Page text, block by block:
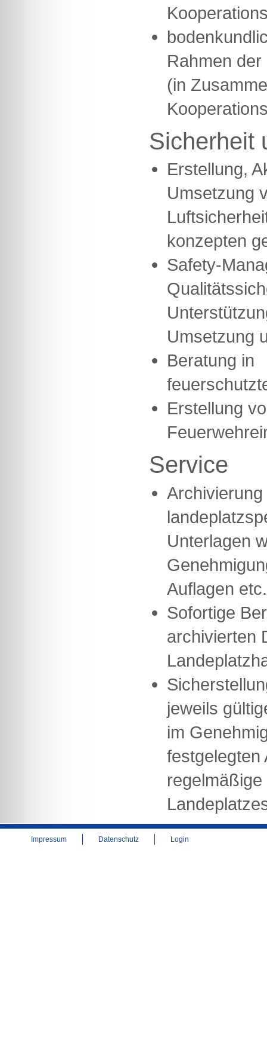
Rahmen
(in
Sicherheit
Erstellung,
Umsetzung
konzepten
Safety-
Umsetzung
Beratung in
Erstellung
Service
Archivierung
Unterlagen
Auflagen etc.
Sofortige
archivierten
jeweils
im
festgelegten
Impressum Datenschutz Login